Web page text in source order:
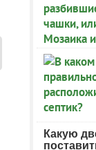
Какую